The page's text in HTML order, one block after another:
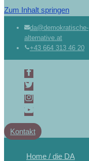
Zum Inhalt springen
da@demokratische-
alternative.at
+43 664 313 46 20
Kontakt
Home / die DA